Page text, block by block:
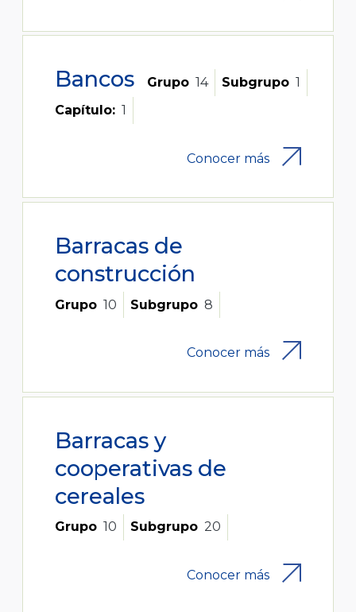
Bancos Grupo 14 Subgrupo 1
Capítulo: 1
Conocer más
Barracas de
construcción
Grupo 10 Subgrupo 8
Conocer más
Barracas y
cooperativas de
cereales
Grupo 10 Subgrupo 20
Conocer más